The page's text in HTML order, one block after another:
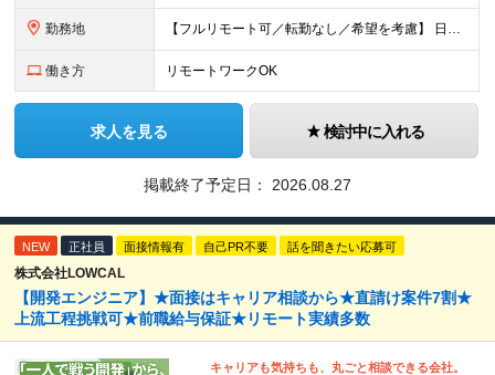
勤務地 【フルリモート可／転勤なし／希望を考慮】 日本47都道府県、どこでも就業可能！ （東京・神奈川・埼玉・千葉・北海道・宮城・愛知・大阪・福岡・新潟など 各拠点近郊のプロジェクト先） 【Point】
働き方 リモートワークOK
求人を見る 検討中に入れる
掲載終了予定日： 2026.08.27
NEW 正社員 面接情報有 自己PR不要 話を聞きたい応募可
株式会社LOWCAL
【開発エンジニア】★面接はキャリア相談から★直請け案件7割★
上流工程挑戦可★前職給与保証★リモート実績多数
キャリアも気持ちも、丸ごと相談できる会社。